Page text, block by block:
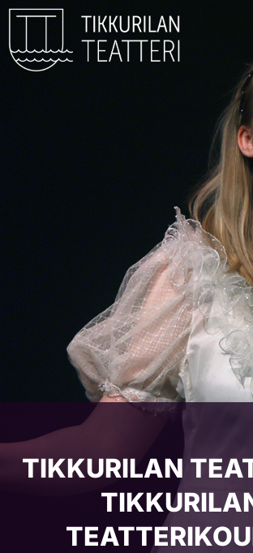
TIKKURILAN